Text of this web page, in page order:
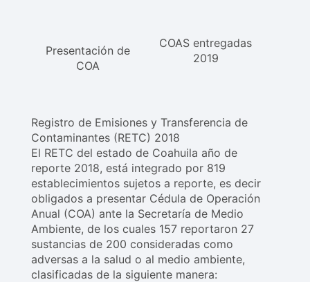
Presentación de
COA
COAS entregadas
2019
Registro de Emisiones y Transferencia de
Contaminantes (RETC) 2018
El RETC del estado de Coahuila año de
reporte 2018, está integrado por 819
establecimientos sujetos a reporte, es decir
obligados a presentar Cédula de Operación
Anual (COA) ante la Secretaría de Medio
Ambiente, de los cuales 157 reportaron 27
sustancias de 200 consideradas como
adversas a la salud o al medio ambiente,
clasificadas de la siguiente manera: